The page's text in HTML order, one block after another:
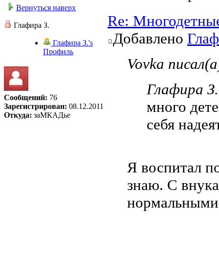
Вернуться наверх
Глафира З.
Глафира З.'s
Профиль
Сообщений: 76
Зарегистрирован: 08.12.2011
Откуда: заМКАДье
Re:
Добавлено
Vovka
Глафира
много
себя
Я воспитал
знаю. С